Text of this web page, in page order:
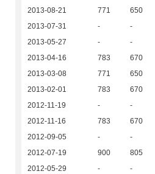
2013-08-21
771 650
2013-07-31
- -
2013-05-27
- -
2013-04-16
783 670
2013-03-08
771 650
2013-02-01
783 670
2012-11-19
- -
2012-11-16
783 670
2012-09-05
- -
2012-07-19
900 805
2012-05-29
- -